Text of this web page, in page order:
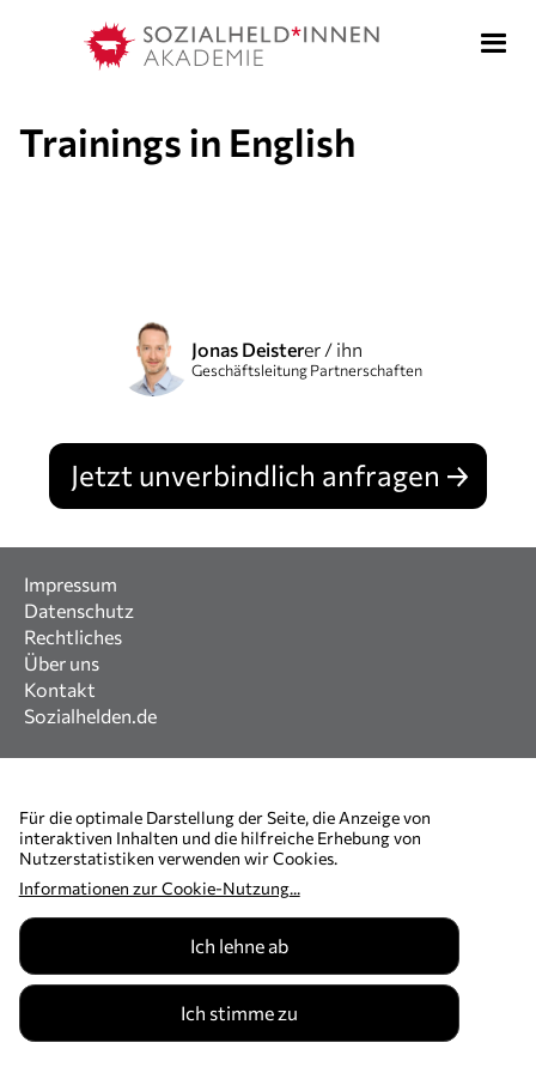
Trainings in English
Jonas Deisterer / ihn
Geschäftsleitung Partnerschaften
Jetzt unverbindlich anfragen
Impressum
Datenschutz
Rechtliches
Über uns
Kontakt
Sozialhelden.de
Für die optimale Darstellung der Seite, die Anzeige von
interaktiven Inhalten und die hilfreiche Erhebung von
Nutzerstatistiken verwenden wir Cookies.
Informationen zur Cookie-Nutzung...
Ich lehne ab
Ich stimme zu